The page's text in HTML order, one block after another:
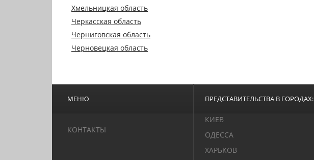
Хмельницкая область
Черкасская область
Черниговская область
Черновецкая область
МЕНЮ
КОНТАКТЫ
ПРЕДСТАВИТЕЛЬСТВА В ГОРОДАХ:
КИЕВ
ОДЕССА
ХАРЬКОВ